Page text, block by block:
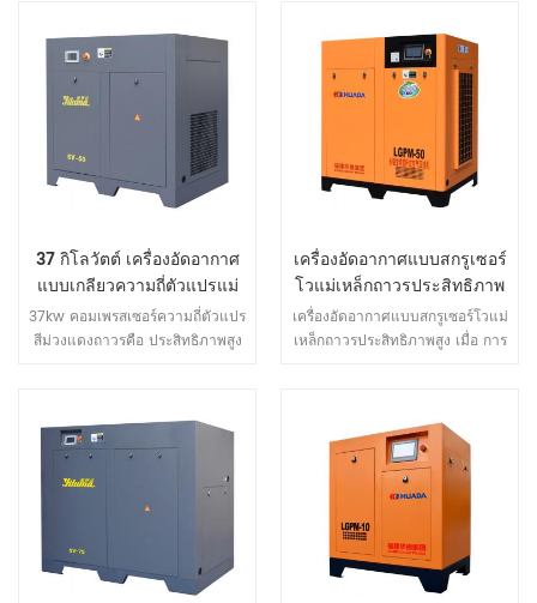
NdFeB เหล็กแม่เหล็กสร้าง หายาก
ของโลก มอเตอร์แม่เหล็กถาวรมี
ขนาดเล็กน้ำหนักเบาประสิทธิภาพ
สูงลักษณะดี ฯลฯ ชุดของ ข้อดี.
โลก การกระจัดในระดับสูงสุดและ
เหนือกว่าตลาดโลก ความต้องการ
มัน คือประสิทธิภาพสูงสุดและ
คุณภาพสูงสุดของอากาศ
คอมเพรสเซอร์.
37 กิโลวัตต์ เครื่องอัดอากาศ
แบบเกลียวความถี่ตัวแปรแม่
เหล็กถาวรประหยัดพลังงาน
37kw คอมเพรสเซอร์ความถี่ตัวแปร
สีม่วงแดงถาวรคือ ประสิทธิภาพสูง
เสถียรภาพและ ความน่าเชื่อถือ
ของแต่ละส่วนและตระหนักถึงการ
ใช้งานในระยะยาวโดยไม่มีข้อ
บกพร่องเสียงรบกวนต่ำและ
เครื่องอัดอากาศแบบสกรูเซอร์
โวแม่เหล็กถาวรประสิทธิภาพ
สูง
เครื่องอัดอากาศแบบสกรูเซอร์โวแม่
เหล็กถาวรประสิทธิภาพสูง เมื่อ การ
ต้นทุนทั้งหมดในขณะที่ต้นทุนการ
ใช้พลังงานเท่ากับ 75%. HUADA
เครื่องอัดอากาศแบบสกรูแปลง
ความถี่แม่เหล็กถาวรประหยัด 35-
45% พลังงานมากกว่า กว่า ทั่วไป
(คงที่ ความถี่) แอร์
คอมเพรสเซอร์. 1. ตรง โครงสร้าง